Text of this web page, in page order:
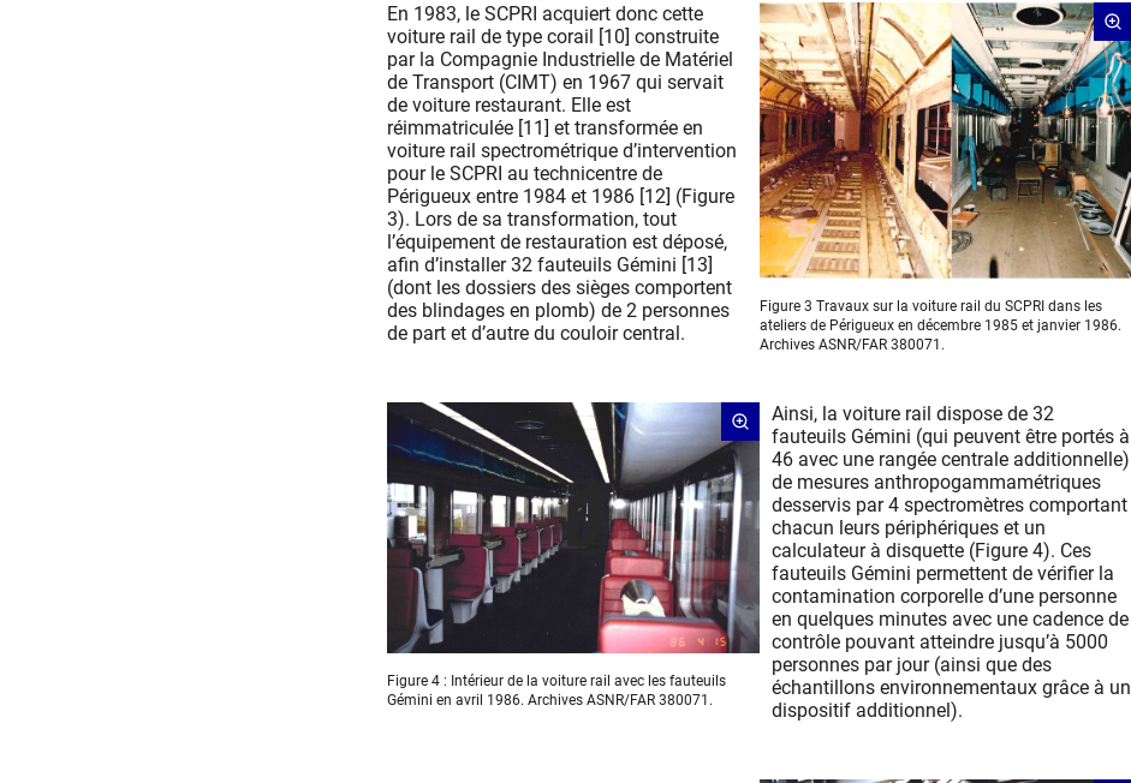
Figure 3 Travaux sur la voiture rail du SCPRI dans les
ateliers de Périgueux en décembre 1985 et janvier 1986.
Archives ASNR/FAR 380071.
En 1983, le SCPRI acquiert donc cette
voiture rail de type corail [10] construite
par la Compagnie Industrielle de Matériel
de Transport (CIMT) en 1967 qui servait
de voiture restaurant. Elle est
réimmatriculée [11] et transformée en
voiture rail spectrométrique d’intervention
pour le SCPRI au technicentre de
Périgueux entre 1984 et 1986 [12] (Figure
3). Lors de sa transformation, tout
l’équipement de restauration est déposé,
afin d’installer 32 fauteuils Gémini [13]
(dont les dossiers des sièges comportent
des blindages en plomb) de 2 personnes
de part et d’autre du couloir central.
Figure 4 : Intérieur de la voiture rail avec les fauteuils
Gémini en avril 1986. Archives ASNR/FAR 380071.
Ainsi, la voiture rail dispose de 32
fauteuils Gémini (qui peuvent être portés à
46 avec une rangée centrale additionnelle)
de mesures anthropogammamétriques
desservis par 4 spectromètres comportant
chacun leurs périphériques et un
calculateur à disquette (Figure 4). Ces
fauteuils Gémini permettent de vérifier la
contamination corporelle d’une personne
en quelques minutes avec une cadence de
contrôle pouvant atteindre jusqu’à 5000
personnes par jour (ainsi que des
échantillons environnementaux grâce à un
dispositif additionnel).